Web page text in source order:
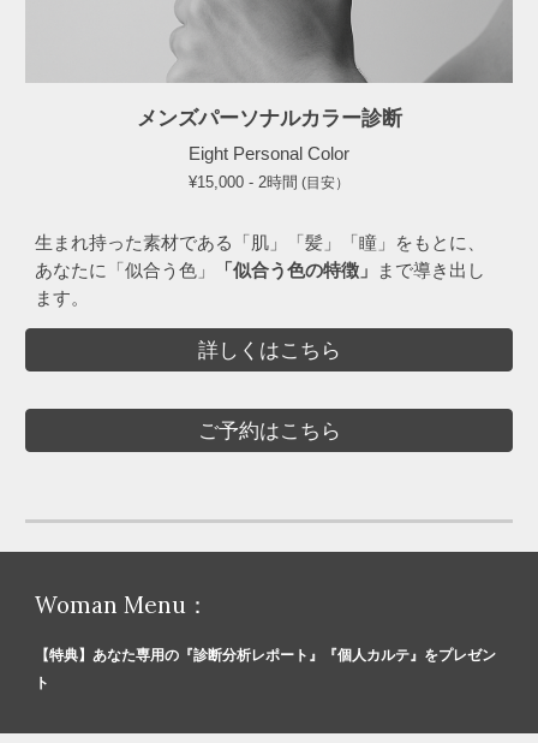
メンズパーソナルカラー診断
Eight Personal Color
¥15,000 - 2時間 (目安）
生まれ持った素材である「肌」「髪」「瞳」をもとに、
あなたに「似合う色」 「似合う色の特徴」 まで導き出し
ます。
詳しくはこちら
ご予約はこちら
Woman Menu：
【特典】あなた専用の『診断分析レポート』『個人カルテ』をプレゼン
ト